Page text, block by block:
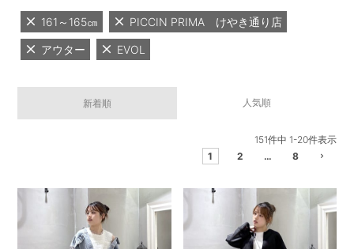
161～165㎝ PICCIN PRIMA けやき通り店
アウター EVOL
新着順 人気順
151件中 1-20件表示
1
2 … 8